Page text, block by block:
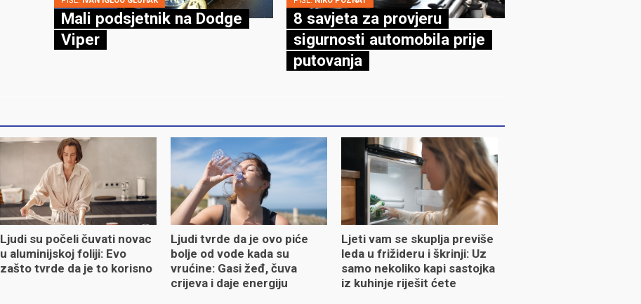
Mali podsjetnik na Dodge
Viper
8 savjeta za provjeru
sigurnosti automobila prije
putovanja
Ljudi su počeli čuvati novac
u aluminijskoj foliji: Evo
zašto tvrde da je to korisno
Ljudi tvrde da je ovo piće
bolje od vode kada su
vrućine: Gasi žeđ, čuva
crijeva i daje energiju
Ljeti vam se skuplja previše
leda u frižideru i škrinji: Uz
samo nekoliko kapi sastojka
iz kuhinje riješit ćete